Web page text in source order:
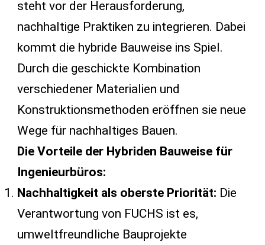
steht vor der Herausforderung,
nachhaltige Praktiken zu integrieren. Dabei
kommt die hybride Bauweise ins Spiel.
Durch die geschickte Kombination
verschiedener Materialien und
Konstruktionsmethoden eröffnen sie neue
Wege für nachhaltiges Bauen.
Die Vorteile der Hybriden Bauweise für
Ingenieurbüros:
Nachhaltigkeit als oberste Priorität: Die
Verantwortung von FUCHS ist es,
umweltfreundliche Bauprojekte